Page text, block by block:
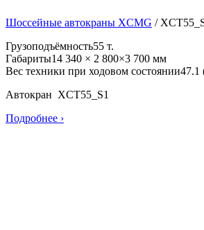
Шоссейные автокраны XCMG /
Грузоподъёмность55 т.
Габариты14 340 × 2 800×3 700 мм
Вес техники при ходовом состоянии47.1
Автокран XCT55_S1
Подробнее ›